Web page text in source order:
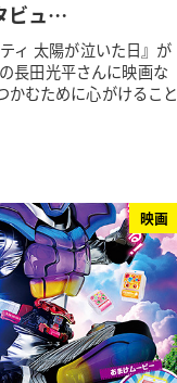
ビュ…
ィ 太陽が泣いた日』が
長田光平さんに映画な
かむために心がけること
映画